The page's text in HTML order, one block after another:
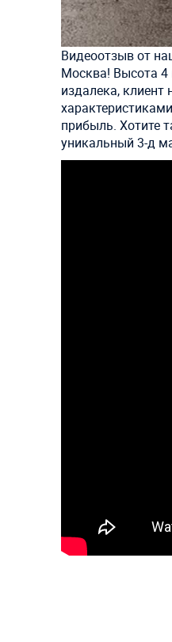
Видеоотзыв от
Москва! Высота 4
издалека,
прибыль. Хотите
уникальный 3-д